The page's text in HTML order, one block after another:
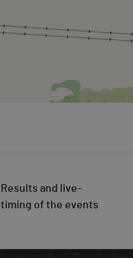
Results and live-
timing of the events